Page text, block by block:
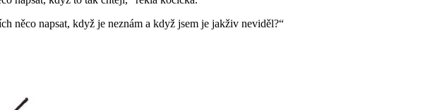
něco napsat, když je neznám a když jsem je jakživ neviděl?“